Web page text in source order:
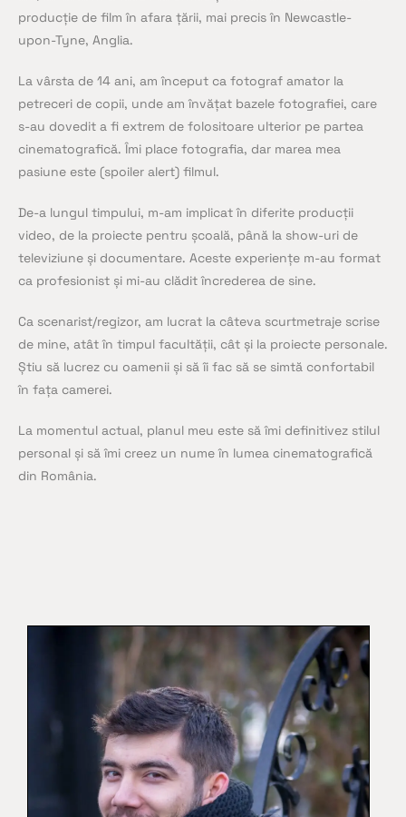
producție de film în afara țării, mai precis în Newcastle-
upon-Tyne, Anglia.
La vârsta de 14 ani, am început ca fotograf amator la
petreceri de copii, unde am învățat bazele fotografiei, care
s-au dovedit a fi extrem de folositoare ulterior pe partea
cinematografică. Îmi place fotografia, dar marea mea
pasiune este (spoiler alert) filmul.
De-a lungul timpului, m-am implicat în diferite producții
video, de la proiecte pentru școală, până la show-uri de
televiziune și documentare. Aceste experiențe m-au format
ca profesionist și mi-au clădit încrederea de sine.
Ca scenarist/regizor, am lucrat la câteva scurtmetraje scrise
de mine, atât în timpul facultății, cât și la proiecte personale.
Știu să lucrez cu oamenii și să îi fac să se simtă confortabil
în fața camerei.
La momentul actual, planul meu este să îmi definitivez stilul
personal și să îmi creez un nume în lumea cinematografică
din România.